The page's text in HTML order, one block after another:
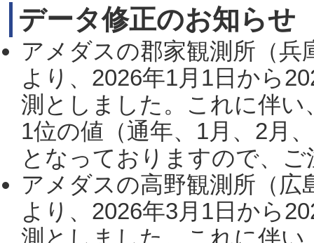
データ修正のお知らせ
アメダスの郡家観測所（
より、2026年1月1日から
測としました。これに伴い
1位の値（通年、1月、2月
となっておりますので、
アメダスの高野観測所（
より、2026年3月1日から
測としました。これに伴い